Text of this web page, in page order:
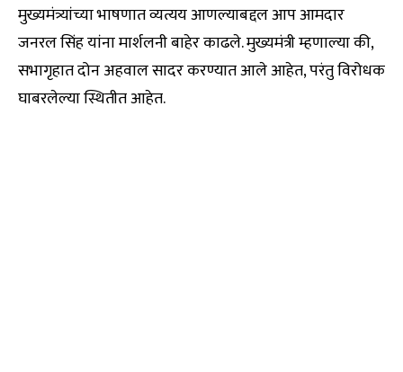
मुख्यमंत्र्यांच्या भाषणात व्यत्यय आणल्याबद्दल आप आमदार
जनरल सिंह यांना मार्शलनी बाहेर काढले. मुख्यमंत्री म्हणाल्या की,
सभागृहात दोन अहवाल सादर करण्यात आले आहेत, परंतु विरोधक
घाबरलेल्या स्थितीत आहेत.